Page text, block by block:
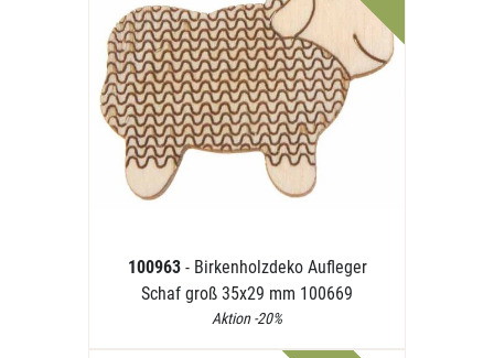
100963 - Birkenholzdeko Aufleger
Schaf groß 35x29 mm 100669
Aktion -20%